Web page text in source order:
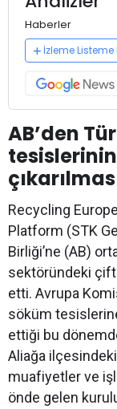
Haberler
İzleme Listeme
AB’den
Recycling
Platform (STK
Birliği’ne (AB)
sektöründeki
etti. Avrupa
söküm
ettiği bu
Aliağa
muafiyetler ve
önde gelen